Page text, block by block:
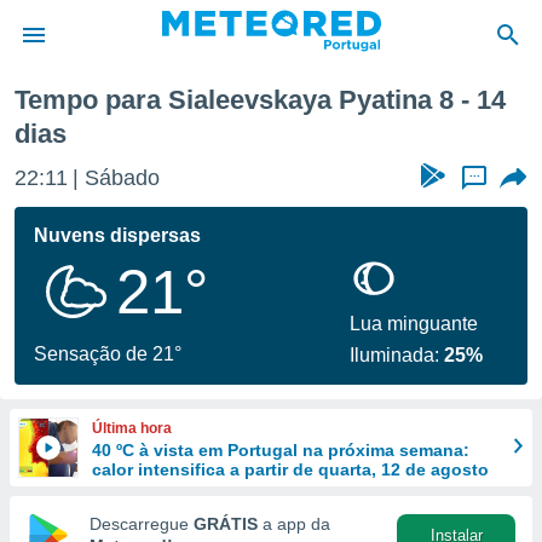
da
foi
para
fornecidas
e
forma
Tempo para Sialeevskaya Pyatina 8 - 14
dias
22:11 Sábado ...
Nuvens dispersas
21°
Sensação de 21°
Lua minguante
Iluminada:25%
Última hora
40 ºC à vista em Portugal na próxima semana:
calor intensifica a partir de quarta, 12 de agosto
Descarregue GRÁTIS a app da
Instalar